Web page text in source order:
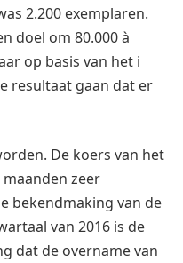
2.200 exemplaren.
doel om 80.000 à
op basis van het i
resultaat gaan dat er
De koers van het
zeer
bekendmaking van de
van 2016 is de
dat de overname van